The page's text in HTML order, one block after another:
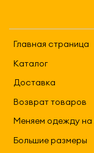
Главная страница
Каталог
Доставка
Возврат товаров
Меняем одежду на
Большие размеры